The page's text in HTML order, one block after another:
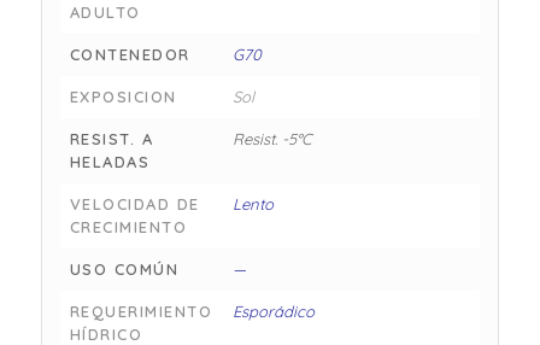
ADULTO
CONTENEDOR G70
EXPOSICION Sol
RESIST. A
HELADAS
Resist. -5°C
VELOCIDAD DE
CRECIMIENTO
Lento
USO COMÚN —
REQUERIMIENTO
HÍDRICO
Esporádico